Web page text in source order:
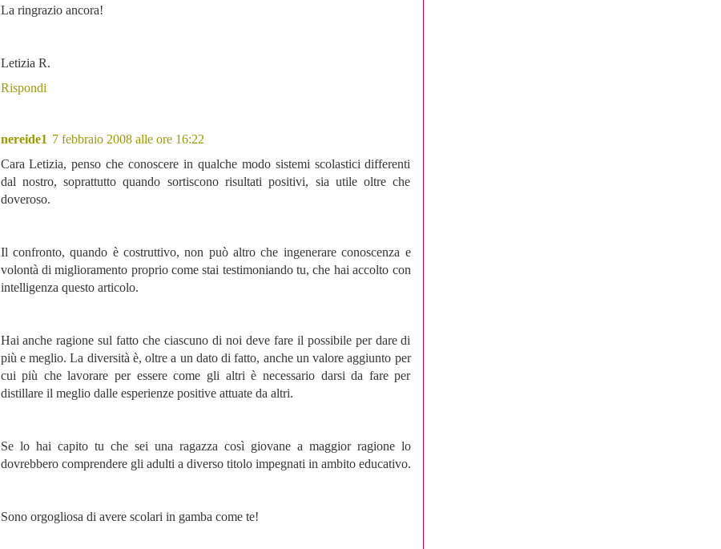
La ringrazio ancora!
Letizia R.
Rispondi
nereide1 7 febbraio 2008 alle ore 16:22
Cara Letizia, penso che conoscere in qualche modo sistemi scolastici differenti
dal nostro, soprattutto quando sortiscono risultati positivi, sia utile oltre che
doveroso.
Il confronto, quando è costruttivo, non può altro che ingenerare conoscenza e
volontà di miglioramento proprio come stai testimoniando tu, che hai accolto con
intelligenza questo articolo.
Hai anche ragione sul fatto che ciascuno di noi deve fare il possibile per dare di
più e meglio. La diversità è, oltre a un dato di fatto, anche un valore aggiunto per
cui più che lavorare per essere come gli altri è necessario darsi da fare per
distillare il meglio dalle esperienze positive attuate da altri.
Se lo hai capito tu che sei una ragazza così giovane a maggior ragione lo
dovrebbero comprendere gli adulti a diverso titolo impegnati in ambito educativo.
Sono orgogliosa di avere scolari in gamba come te!